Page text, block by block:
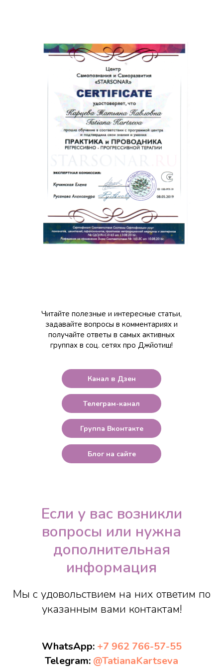
Читайте полезные и интересные статьи,
задавайте вопросы в комментариях и
получайте ответы в самых активных
группах в соц. сетях про Джйотиш!
Группа Вконтакте
Канал в Дзен
Блог на сайте
Телеграм-канал
Если у вас возникли
вопросы или нужна
дополнительная
информация
Мы с удовольствием на них ответим по
указанным вами контактам!
WhatsApp: +7 962 766-57-55
Telegram: @TatianaKartseva